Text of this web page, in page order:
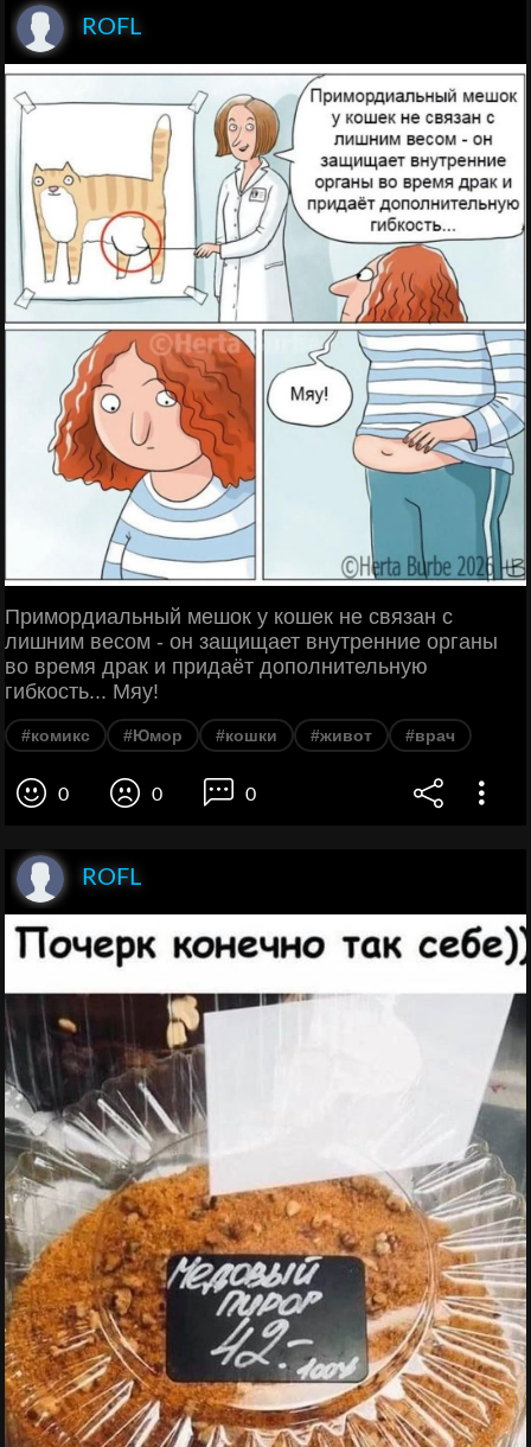
ROFL
Примордиальный мешок у кошек не связан с
лишним весом - он защищает внутренние органы
во время драк и придаёт дополнительную
гибкость... Мяу!
#комикс #Юмор #кошки #живот #врач
0 0 0
ROFL